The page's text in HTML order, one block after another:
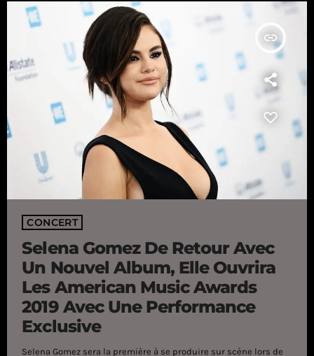
insert_link
CONCERT
Selena Gomez De Retour Avec
Un Nouvel Album, Elle Ouvrira
Les American Music Awards
2019 Avec Une Performance
Exclusive
Selena Gomez sera la première à se produire sur scène lors de